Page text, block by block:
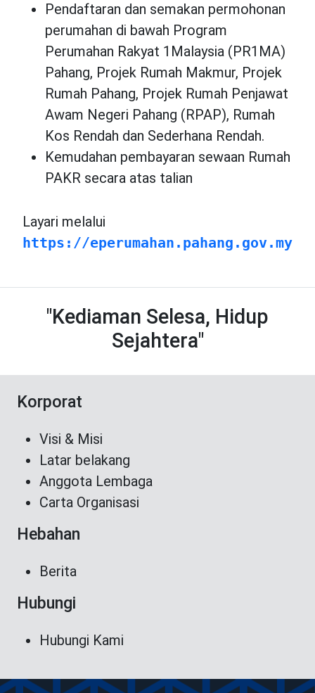
Pendaftaran dan semakan permohonan
perumahan di bawah Program
Perumahan Rakyat 1Malaysia (PR1MA)
Pahang, Projek Rumah Makmur, Projek
Rumah Pahang, Projek Rumah Penjawat
Awam Negeri Pahang (RPAP), Rumah
Kos Rendah dan Sederhana Rendah.
Kemudahan pembayaran sewaan Rumah
PAKR secara atas talian
Layari melalui
https://eperumahan.pahang.gov.my
"Kediaman Selesa, Hidup
Sejahtera"
Korporat
Visi & Misi
Latar belakang
Anggota Lembaga
Carta Organisasi
Hebahan
Berita
Hubungi
Hubungi Kami